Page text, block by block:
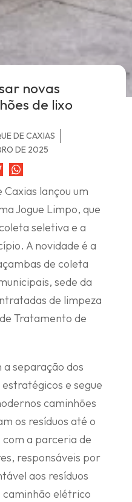
novas
de lixo
DE CAXIAS
DE 2025
lançou um
Jogue Limpo, que
seletiva e a
A novidade é a
de coleta
sede da
de limpeza
Tratamento de
separação dos
e segue
caminhões
os resíduos até o
com a parceria de
responsáveis por
aos resíduos
caminhão elétrico